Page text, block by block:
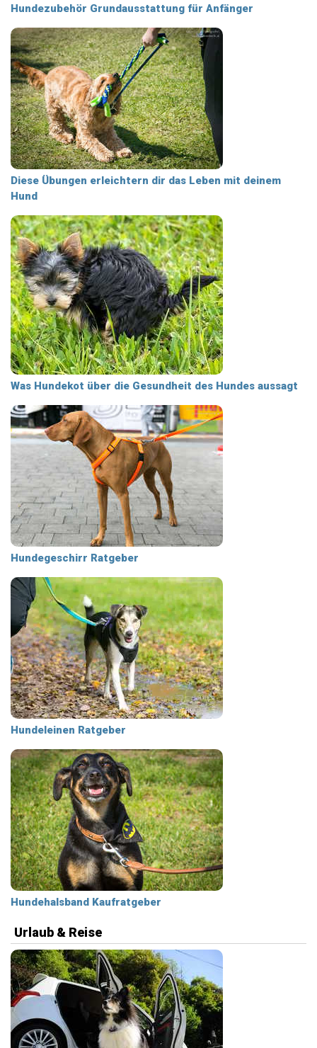
Hundezubehör Grundausstattung für Anfänger
Diese Übungen erleichtern dir das Leben mit deinem
Hund
Was Hundekot über die Gesundheit des Hundes aussagt
Hundegeschirr Ratgeber
Hundeleinen Ratgeber
Hundehalsband Kaufratgeber
Urlaub & Reise